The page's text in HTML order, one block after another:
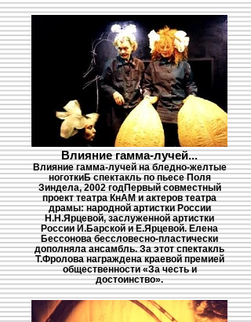
Влияние гамма-лучей...
Влияние гамма-лучей на бледно-желтые
ноготкиБ спектакль по пьесе Поля
Зиндела, 2002 годПервый совместный
проект театра КнАМ и актеров театра
драмы: народной артистки России
Н.Н.Ярцевой, заслуженной артистки
России И.Барской и Е.Ярцевой. Елена
Бессонова бессловесно-пластически
дополняла ансамбль. За этот спектакль
Т.Фролова награждена краевой премией
общественности «За честь и
достоинство».